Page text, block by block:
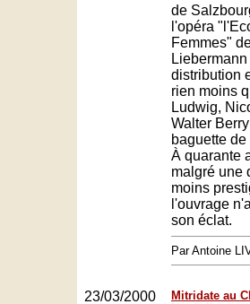
de
l'opéra
Femmes"
distribution
rien moins
Ludwig,
Walter
baguette
À quarante
malgré une
moins
l'ouvrage
son éclat.
Par Antoine
23/03/2000
Mitridate au